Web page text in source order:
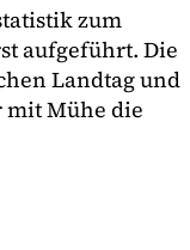
zum
aufgeführt. Die
Landtag und
mit Mühe die